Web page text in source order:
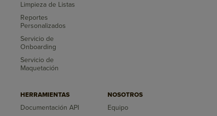
Limpieza de Listas
Reportes
Personalizados
Servicio de
Onboarding
Servicio de
Maquetación
HERRAMIENTAS
Documentación API
NOSOTROS
Equipo